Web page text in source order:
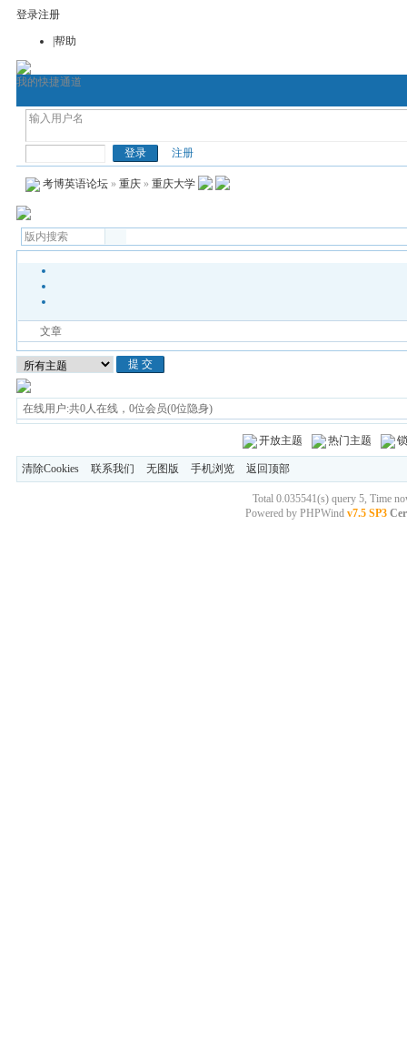
登录注册
|帮助
我的快捷通道
首页
注册
考博英语论坛» 重庆» 重庆大学
文章
在线用户:共0人在线，0位会员(0位隐身)
开放主题 热门主题
清除Cookies 联系我们 无图版 手机浏览 返回顶部
Total 0.035541(s) query 5, Time
Powered byPHPWind v7.5 SP3